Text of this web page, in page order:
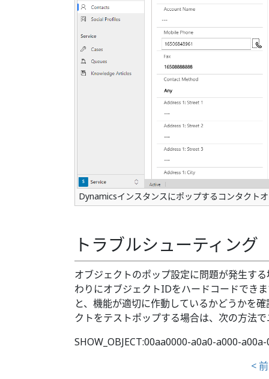
Dynamicsインスタンスにポップするコンタクト
トラブルシューティング
オブジェクトのポップ設定に問題が発生す
わりにオブジェクトIDをハードコードでき
と、機能が適切に作動しているかどうかを
クトをテストポップする場合は、次の方法
SHOW_OBJECT:00aa0000-a0a0-a000-
<